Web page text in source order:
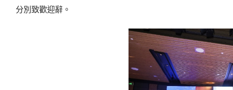
分別致歡迎辭。